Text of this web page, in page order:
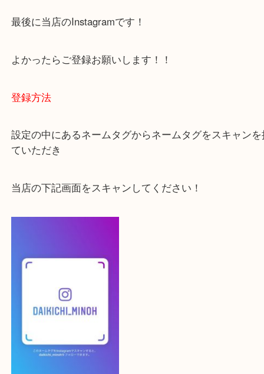
下記バナーではお客様から日頃よくお伺いされるご
ご不安な方は一度ご参考までに！